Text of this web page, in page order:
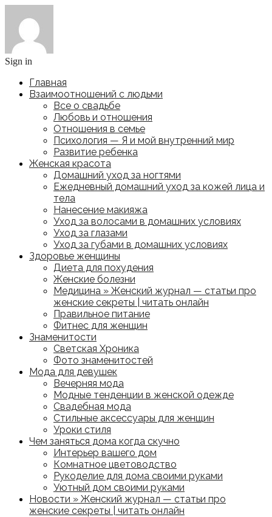
Sign in
Главная
Взаимоотношений с людьми
Все о свадьбе
Любовь и отношения
Отношения в семье
Психология — Я и мой внутренний мир
Развитие ребенка
Женская красота
Домашний уход за ногтями
Ежедневный домашний уход за кожей лица и
тела
Нанесение макияжа
Уход за волосами в домашних условиях
Уход за глазами
Уход за губами в домашних условиях
Здоровье женщины
Диета для похудения
Женские болезни
Медицина » Женский журнал — статьи про
женские секреты | читать онлайн
Правильное питание
Фитнес для женщин
Знаменитости
Светская Хроника
Фото знаменитостей
Мода для девушек
Вечерняя мода
Модные тенденции в женской одежде
Свадебная мода
Стильные аксессуары для женщин
Уроки стиля
Чем заняться дома когда скучно
Интерьер вашего дом
Комнатное цветоводство
Рукоделие для дома своими руками
Уютный дом своими руками
Новости » Женский журнал — статьи про
женские секреты | читать онлайн